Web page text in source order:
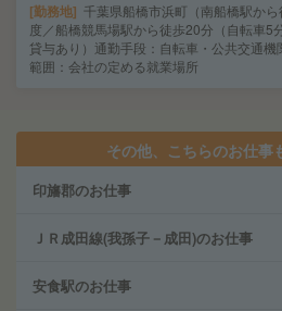
勤務地 千葉県船橋市浜町（南船橋駅か
度／船橋競馬場駅から徒歩20分（自転車5
貸与あり）通勤手段：自転車・公共交通
範囲：会社の定める就業場所
その他、こちらのお仕事
印旛郡のお仕事
ＪＲ成田線(我孫子－成田)のお仕事
安食駅のお仕事